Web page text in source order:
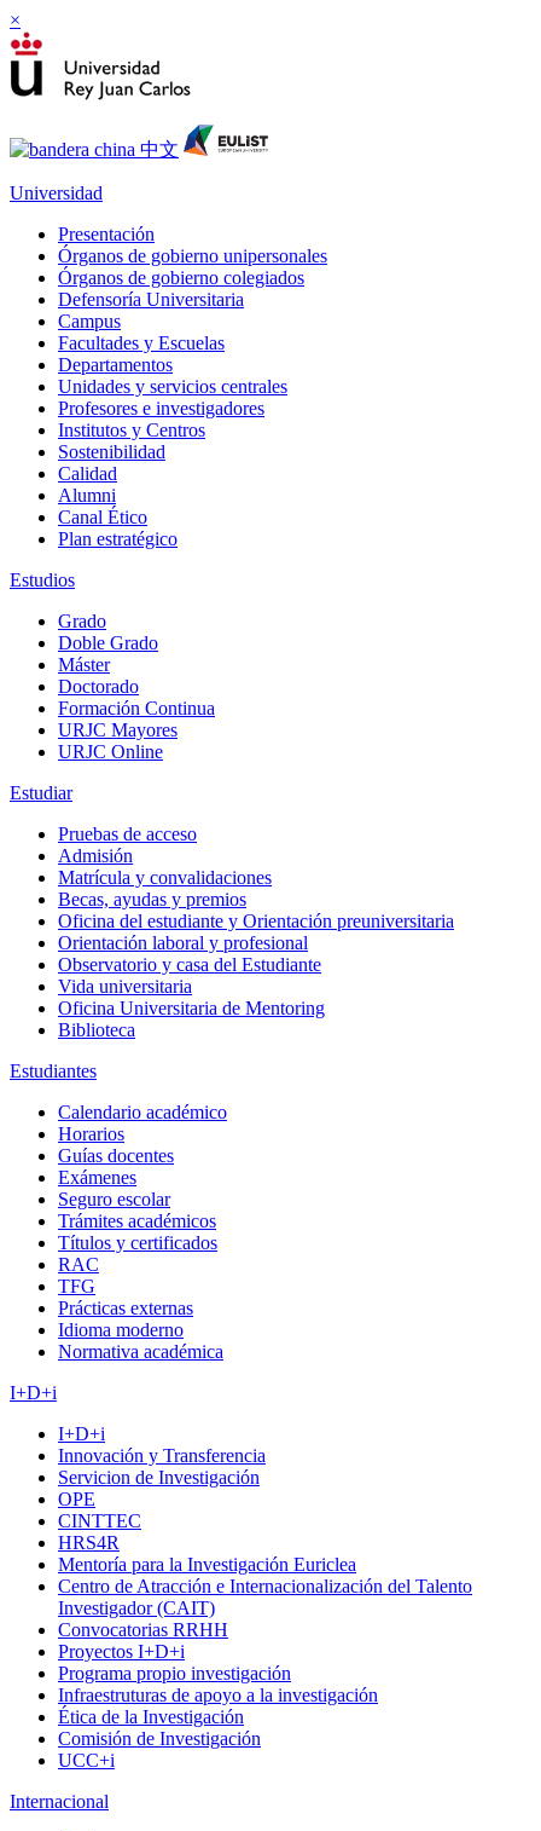
×
Universidad
Presentación
Órganos de gobierno unipersonales
Órganos de gobierno colegiados
Defensoría Universitaria
Campus
Facultades y Escuelas
Departamentos
Unidades y servicios centrales
Profesores e investigadores
Institutos y Centros
Sostenibilidad
Calidad
Alumni
Canal Ético
Plan estratégico
Estudios
Grado
Doble Grado
Máster
Doctorado
Formación Continua
URJC Mayores
URJC Online
Estudiar
Pruebas de acceso
Admisión
Matrícula y convalidaciones
Becas, ayudas y premios
Oficina del estudiante y Orientación preuniversitaria
Orientación laboral y profesional
Observatorio y casa del Estudiante
Vida universitaria
Oficina Universitaria de Mentoring
Biblioteca
Estudiantes
Calendario académico
Horarios
Guías docentes
Exámenes
Seguro escolar
Trámites académicos
Títulos y certificados
RAC
TFG
Prácticas externas
Idioma moderno
Normativa académica
I+D+i
I+D+i
Innovación y Transferencia
Servicion de Investigación
OPE
CINTTEC
HRS4R
Mentoría para la Investigación Euriclea
Centro de Atracción e Internacionalización del Talento
Investigador (CAIT)
Convocatorias RRHH
Proyectos I+D+i
Programa propio investigación
Infraestruturas de apoyo a la investigación
Ética de la Investigación
Comisión de Investigación
UCC+i
Internacional